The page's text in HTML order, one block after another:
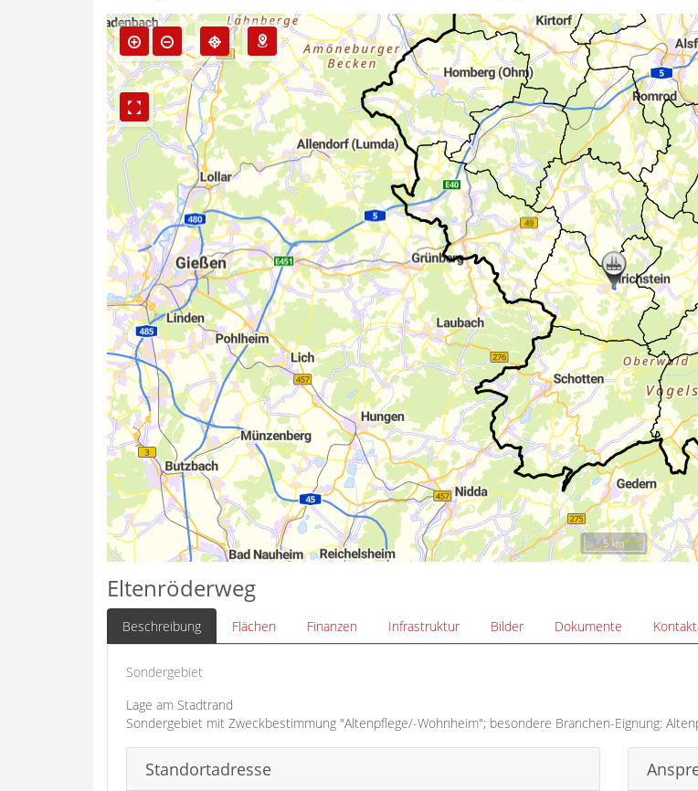
5 km
Eltenröderweg
Beschreibung Flächen Finanzen Infrastruktur Bilder Dokumente
Sondergebiet
Lage am Stadtrand
Sondergebiet mit Zweckbestimmung "Altenpflege/-Wohnheim"; besondere Branchen-Eignung:
Standortadresse